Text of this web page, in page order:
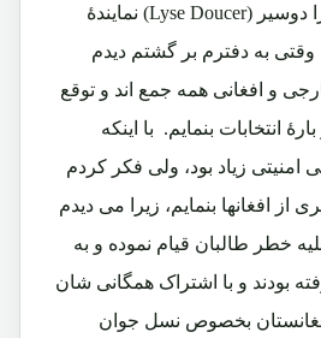
بودم، مصاحبه ای با لیزا دوسیر (Lyse Doucer) نمایندۀ
به دفترم بر گشتم دیدم
و افغانی همه جمع اند و توقع
انتخابات بنمایم. با اینکه
امنیتی زیاد بود، ولی فکر کردم
افغانها بنمایم، زیرا می دیدم
خطر طالبان قیام نموده و به
بودند و با اشتراک همگانی شان
بخصوص نسل جوان